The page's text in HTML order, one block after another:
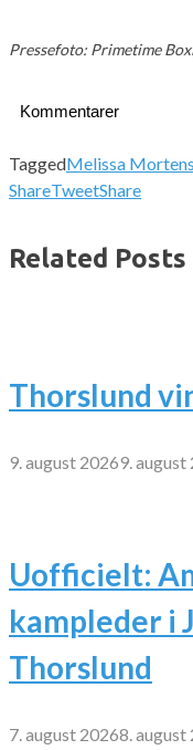
Pressefoto: Primetime
Kommentarer
TaggedMelissa
ShareTweetShare
Related Posts
Thorslund
9. august 20269. august
Uofficielt:
kampleder i
Thorslund
7. august 20268. august